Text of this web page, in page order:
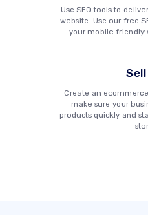
Use SEO tools to
website. Use our free
your mobile friendly
Create an
make sure your
products quickly and